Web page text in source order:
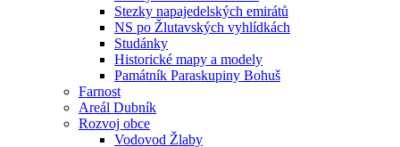
Stezky napajedelských emirátů
NS po Žlutavských vyhlídkách
Studánky
Historické mapy a modely
Památník Paraskupiny Bohuš
Farnost
Areál Dubník
Rozvoj obce
Vodovod Žlaby